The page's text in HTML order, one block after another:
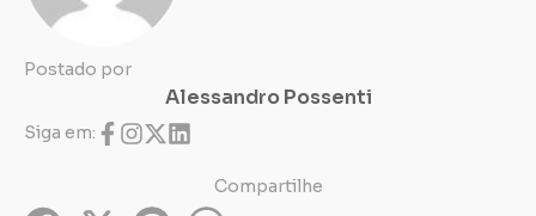
Postado por
Alessandro Possenti
Siga em:
Compartilhe